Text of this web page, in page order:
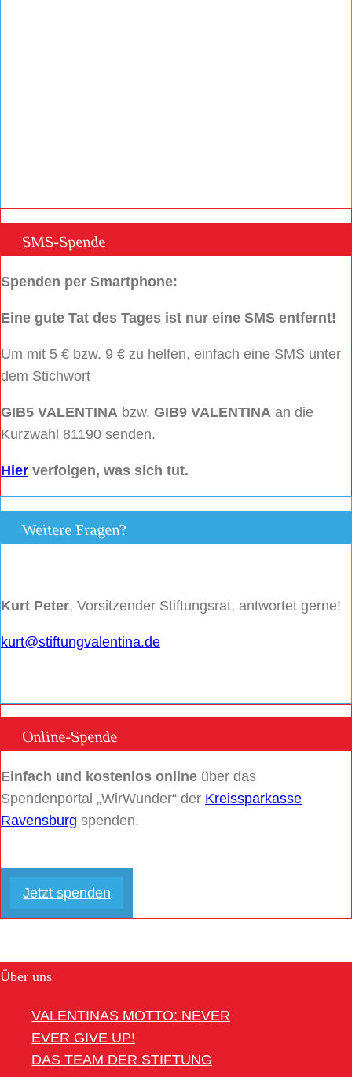
SMS-Spende
Spenden per Smartphone:
Eine gute Tat des Tages ist nur eine SMS entfernt!
Um mit 5 € bzw. 9 € zu helfen, einfach eine SMS unter
dem Stichwort
GIB5 VALENTINA bzw. GIB9 VALENTINA an die
Kurzwahl 81190 senden.
Hier verfolgen, was sich tut.
Weitere Fragen?
Kurt Peter, Vorsitzender Stiftungsrat, antwortet gerne!
kurt@stiftungvalentina.de
Online-Spende
Einfach und kostenlos online über das
Spendenportal „WirWunder“ der Kreissparkasse
Ravensburg spenden.
Jetzt spenden
Über uns
VALENTINAS MOTTO: NEVER
EVER GIVE UP!
DAS TEAM DER STIFTUNG